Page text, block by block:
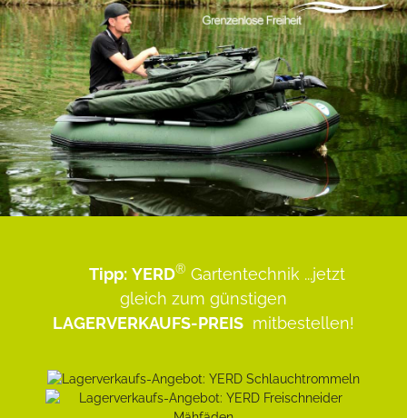
Tipp: YERD® Gartentechnik ...jetzt
gleich zum günstigen
LAGERVERKAUFS-PREIS mitbestellen!